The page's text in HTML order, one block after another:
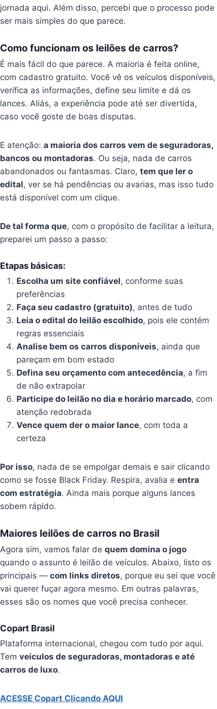
jornada aqui. Além disso, percebi que o processo pode
ser mais simples do que parece.
Como funcionam os leilões de carros?
É mais fácil do que parece. A maioria é feita online,
com cadastro gratuito. Você vê os veículos disponíveis,
verifica as informações, define seu limite e dá os
lances. Aliás, a experiência pode até ser divertida,
caso você goste de boas disputas.
E atenção:a maioria dos carros vem de seguradoras,
bancos ou montadoras. Ou seja, nada de carros
abandonados ou fantasmas. Claro,tem que ler o
edital, ver se há pendências ou avarias, mas isso tudo
está disponível com um clique.
De tal forma que, com o propósito de facilitar a leitura,
preparei um passo a passo:
Etapas básicas:
Escolha um site confiável, conforme suas
preferências
Faça seu cadastro (gratuito), antes de tudo
Leia o edital do leilão escolhido, pois ele contém
regras essenciais
Analise bem os carros disponíveis, ainda que
pareçam em bom estado
Defina seu orçamento com antecedência, a fim
de não extrapolar
Participe do leilão no dia e horário marcado, com
atenção redobrada
Vence quem der o maior lance, com toda a
certeza
Por isso, nada de se empolgar demais e sair clicando
como se fosse Black Friday. Respira, avalia eentra
com estratégia. Ainda mais porque alguns lances
sobem rápido.
Maiores leilões de carros no Brasil
Agora sim, vamos falar dequem domina o jogo
quando o assunto é leilão de veículos. Abaixo, listo os
principais —com links diretos, porque eu sei que você
vai querer fuçar agora mesmo. Em outras palavras,
esses são os nomes que você precisa conhecer.
Copart Brasil
Plataforma internacional, chegou com tudo por aqui.
Temveículos de seguradoras, montadoras e até
carros de luxo.
ACESSE Copart Clicando AQUI